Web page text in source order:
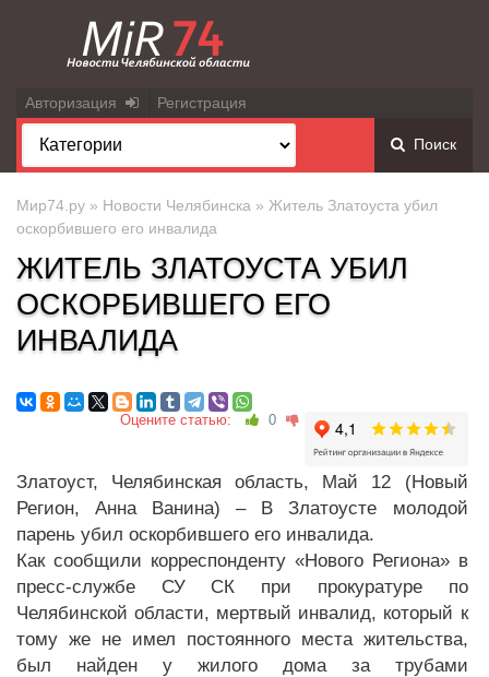
Авторизация Регистрация
Поиск
Мир74.ру » Новости Челябинска » Житель Златоуста убил
оскорбившего его инвалида
ЖИТЕЛЬ ЗЛАТОУСТА УБИЛ
ОСКОРБИВШЕГО ЕГО
ИНВАЛИДА
Оцените статью: 0
Златоуст, Челябинская область, Май 12 (Новый
Регион, Анна Ванина) – В Златоусте молодой
парень убил оскорбившего его инвалида.
Как сообщили корреспонденту «Нового Региона» в
пресс-службе СУ СК при прокуратуре по
Челябинской области, мертвый инвалид, который к
тому же не имел постоянного места жительства,
был найден у жилого дома за трубами